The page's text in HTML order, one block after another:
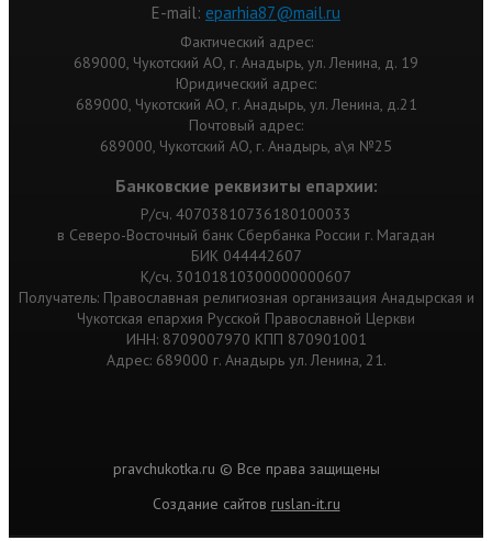
Е-mail: eparhia87@mail.ru
Фактический адрес:
689000, Чукотский АО, г. Анадырь, ул. Ленина, д. 19
Юридический адрес:
689000, Чукотский АО, г. Анадырь, ул. Ленина, д.21
Почтовый адрес:
689000, Чукотский АО, г. Анадырь, а\я №25
Банковские реквизиты епархии:
Р/сч. 40703810736180100033
в Северо-Восточный банк Сбербанка России г. Магадан
БИК 044442607
К/сч. 30101810300000000607
Получатель: Православная религиозная организация Анадырская и
Чукотская епархия Русской Православной Церкви
ИНН: 8709007970 КПП 870901001
Адрес: 689000 г. Анадырь ул. Ленина, 21.
pravchukotka.ru © Все права защищены
Cоздание сайтов ruslan-it.ru